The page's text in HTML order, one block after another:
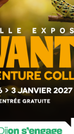
à l’heure pour
Bourg-
de préparation de